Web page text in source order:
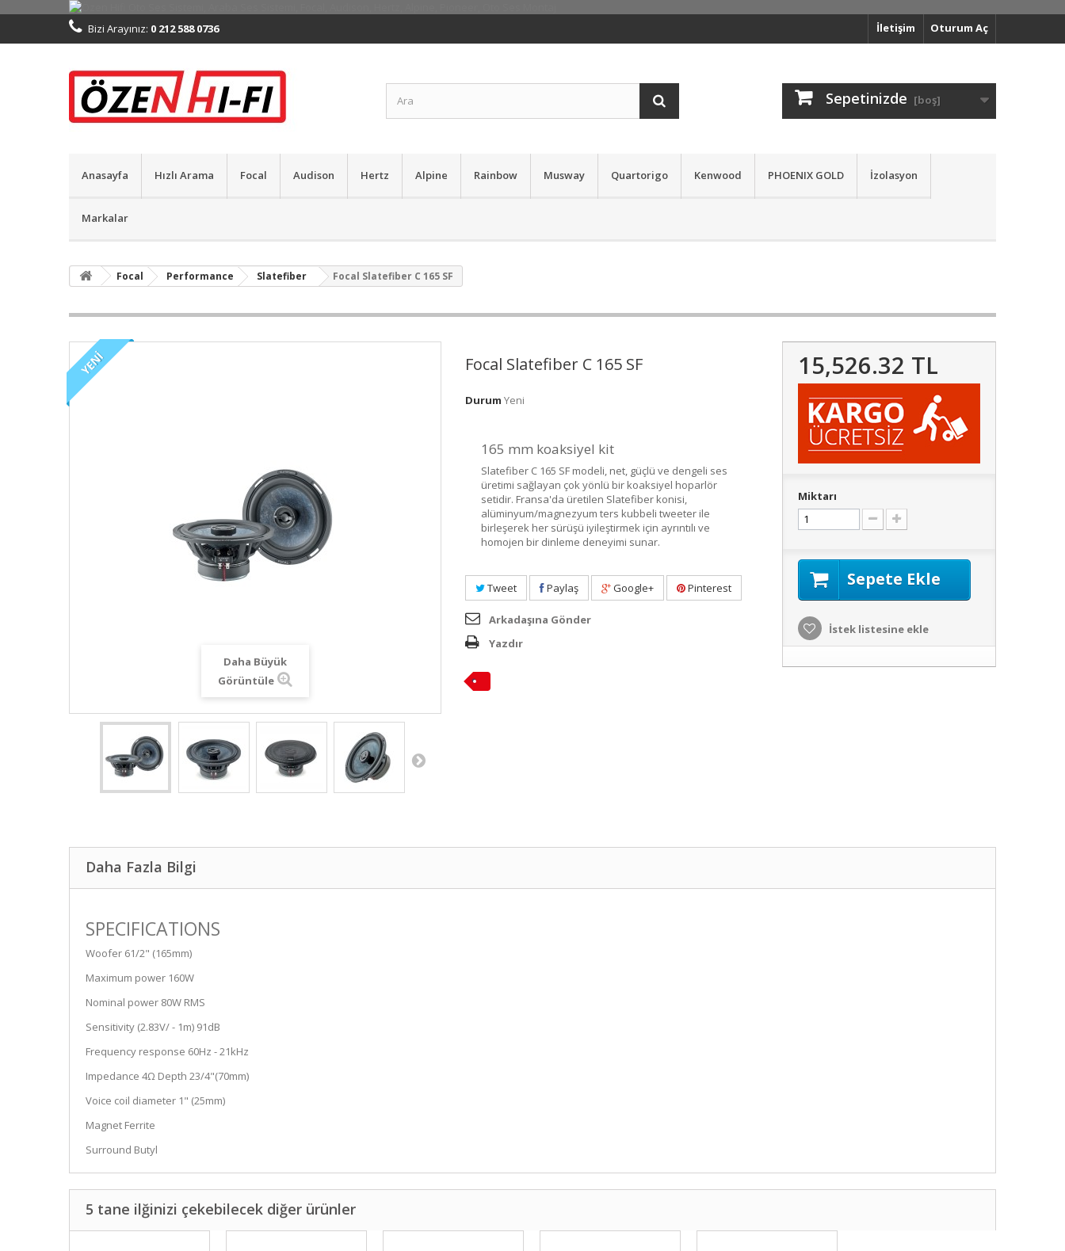
Oturum Aç
İletişim
Bizi Arayınız: 0 212 588 0736
Sepetinizde [boş]
Anasayfa Hızlı Arama Focal Audison Hertz Alpine Rainbow Musway Quartorigo Kenwood PHOENIX GOLD İzolasyon
Markalar
Focal Performance Slatefiber Focal Slatefiber C 165 SF
YENI
Daha Büyük
Görüntüle
Focal Slatefiber C 165 SF
Durum Yeni
165 mm koaksiyel kit
Slatefiber C 165 SF modeli, net, güçlü ve dengeli ses
üretimi sağlayan çok yönlü bir koaksiyel hoparlör
setidir. Fransa'da üretilen Slatefiber konisi,
alüminyum/magnezyum ters kubbeli tweeter ile
birleşerek her sürüşü iyileştirmek için ayrıntılı ve
homojen bir dinleme deneyimi sunar.
Tweet Paylaş Google+ Pinterest
Arkadaşına Gönder
Yazdır
15,526.32 TL
Miktarı
Sepete Ekle
İstek listesine ekle
Daha Fazla Bilgi
SPECIFICATIONS
Woofer 61/2" (165mm)
Maximum power 160W
Nominal power 80W RMS
Sensitivity (2.83V/ - 1m) 91dB
Frequency response 60Hz - 21kHz
Impedance 4Ω Depth 23/4"(70mm)
Voice coil diameter 1" (25mm)
Magnet Ferrite
Surround Butyl
5 tane ilğinizi çekebilecek diğer ürünler